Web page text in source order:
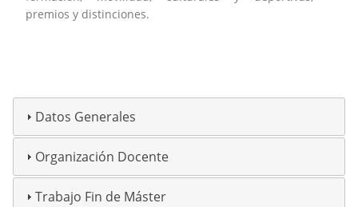
premios y distinciones.
Datos Generales
Organización Docente
Trabajo Fin de Máster